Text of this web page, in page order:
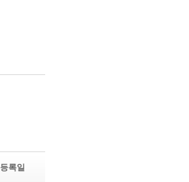
등록일